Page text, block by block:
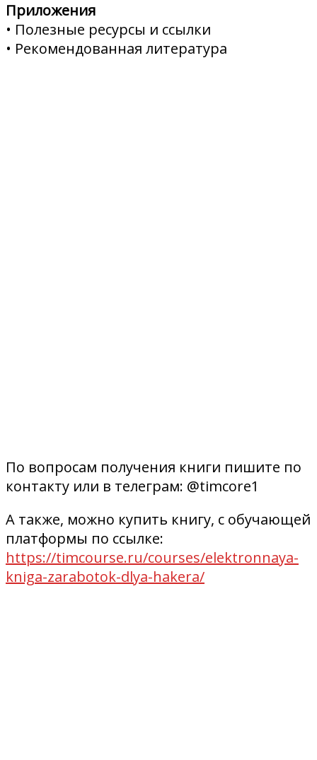
Приложения
• Полезные ресурсы и ссылки
• Рекомендованная литература
По вопросам получения книги пишите по
контакту или в телеграм: @timcore1
А также, можно купить книгу, с обучающей
платформы по ссылке:
https://timcourse.ru/courses/elektronnaya-
kniga-zarabotok-dlya-hakera/